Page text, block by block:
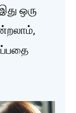
ஒரு